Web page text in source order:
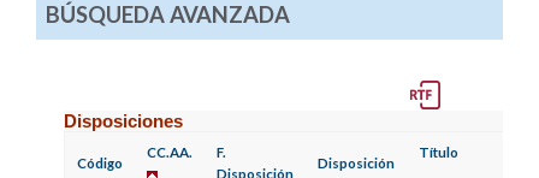
BÚSQUEDA AVANZADA
Disposiciones
Código
CC.AA.
F.
Disposición
Disposición
Título